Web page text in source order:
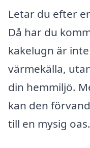
Letar du efter
Då har du
kakelugn är
värmekälla,
din hemmiljö.
kan den
till en mysig oas.